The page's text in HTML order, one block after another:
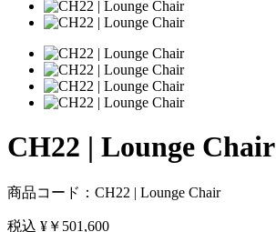
CH22 | Lounge Chair
商品コード：CH22 | Lounge Chair
税込 ¥ ￥501,600